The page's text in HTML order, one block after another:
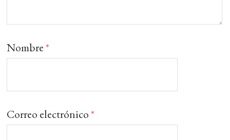
Nombre *
Correo electrónico *